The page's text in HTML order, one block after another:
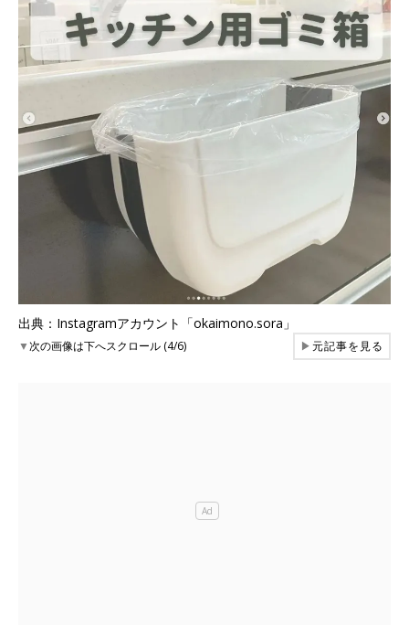
出典：Instagramアカウント「okaimono.sora」
▼次の画像は下へスクロール (4/6) ▶元記事を見る